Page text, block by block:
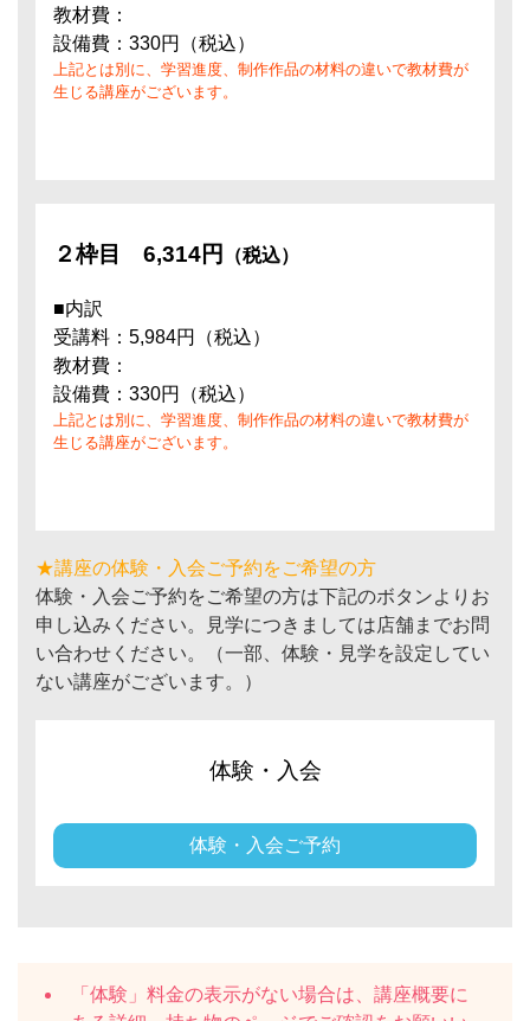
教材費：
設備費：330円（税込）
上記とは別に、学習進度、制作作品の材料の違いで教材費が
生じる講座がございます。
２枠目 6,314円 （税込）
■内訳
受講料：5,984円（税込）
教材費：
設備費：330円（税込）
上記とは別に、学習進度、制作作品の材料の違いで教材費が
生じる講座がございます。
★講座の体験・入会ご予約をご希望の方
体験・入会ご予約をご希望の方は下記のボタンよりお
申し込みください。見学につきましては店舗までお問
い合わせください。（一部、体験・見学を設定してい
ない講座がございます。）
体験・入会
体験・入会ご予約
「体験」料金の表示がない場合は、講座概要に